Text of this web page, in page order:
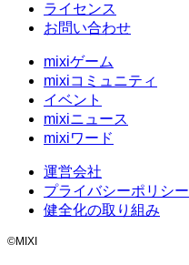
ライセンス
お問い合わせ
mixiゲーム
mixiコミュニティ
イベント
mixiニュース
mixiワード
運営会社
プライバシーポリシー
健全化の取り組み
©MIXI